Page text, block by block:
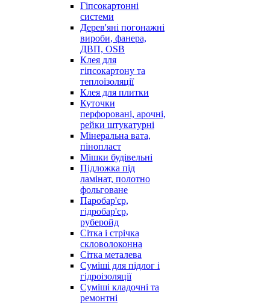
Гіпсокартонні
системи
Дерев'яні погонажні
вироби, фанера,
ДВП, OSB
Клея для
гіпсокартону та
теплоізоляції
Клея для плитки
Куточки
перфоровані, арочні,
рейки штукатурні
Мінеральна вата,
пінопласт
Мішки будівельні
Підложка під
ламінат, полотно
фольговане
Паробар'єр,
гідробар'єр,
руберойд
Сітка і стрічка
скловолоконна
Сітка металева
Суміші для підлог і
гідроізоляції
Суміші кладочні та
ремонтні